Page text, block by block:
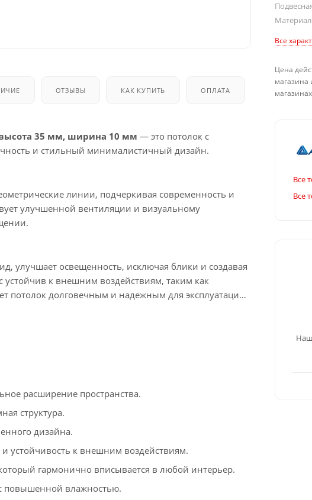
ОТЗЫВЫ КАК КУПИТЬ ОПЛАТА
35 мм, ширина 10 мм — это потолок с
и стильный минималистичный дизайн.
линии, подчеркивая современность и
улучшенной вентиляции и визуальному
улучшает освещенность, исключая блики и создавая
к внешним воздействиям, таким как
потолок долговечным и надежным для эксплуатации
расширение пространства.
структура.
дизайна.
к внешним воздействиям.
гармонично вписывается в любой интерьер.
повышенной влажностью.
Материал
Все
Цена
магазина
магазинах
Все
Все